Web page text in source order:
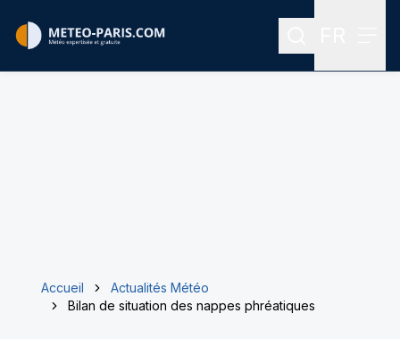
Rechercher
Accueil
Actualités Météo
Bilan de situation des nappes phréatiques